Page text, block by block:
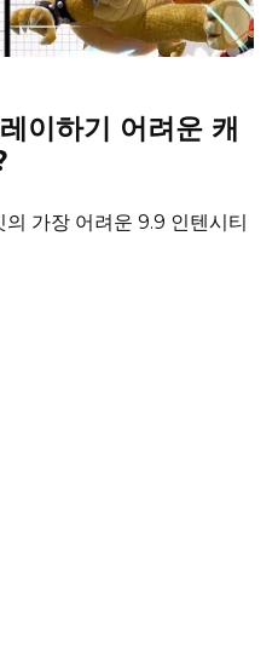
이하기 어려운 캐
가장 어려운 9.9 인텐시티